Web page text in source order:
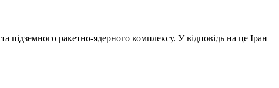
підземного ракетно-ядерного комплексу. У відповідь на це Іран